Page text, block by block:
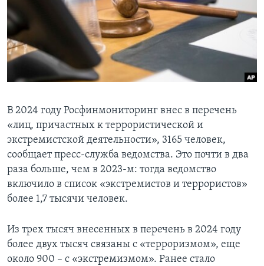
Learning English
СОЦИАЛЬНЫЕ СЕТИ
Языки
В 2024 году Росфинмониторинг внес в перечень
«лиц, причастных к террористической и
экстремистской деятельности», 3165 человек,
сообщает пресс-служба ведомства. Это почти в два
раза больше, чем в 2023-м: тогда ведомство
включило в список «экстремистов и террористов»
более 1,7 тысячи человек.
Из трех тысяч внесенных в перечень в 2024 году
более двух тысяч связаны с «терроризмом», еще
около 900 – с «экстремизмом». Ранее стало